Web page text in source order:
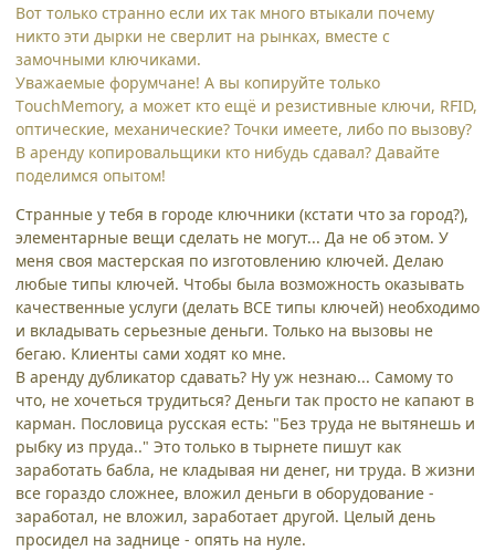
Вот только странно если их так много втыкали почему
никто эти дырки не сверлит на рынках, вместе с
замочными ключиками.
Уважаемые форумчане! А вы копируйте только
ТouchМemory, а может кто ещё и резистивные ключи, RFID,
оптические, механические? Точки имеете, либо по вызову?
В аренду копировальщики кто нибудь сдавал? Давайте
поделимся опытом!
Странные у тебя в городе ключники (кстати что за город?),
элементарные вещи сделать не могут... Да не об этом. У
меня своя мастерская по изготовлению ключей. Делаю
любые типы ключей. Чтобы была возможность оказывать
качественные услуги (делать ВСЕ типы ключей) необходимо
и вкладывать серьезные деньги. Только на вызовы не
бегаю. Клиенты сами ходят ко мне.
В аренду дубликатор сдавать? Ну уж незнаю... Самому то
что, не хочеться трудиться? Деньги так просто не капают в
карман. Пословица русская есть: "Без труда не вытянешь и
рыбку из пруда.." Это только в тырнете пишут как
заработать бабла, не кладывая ни денег, ни труда. В жизни
все гораздо сложнее, вложил деньги в оборудование -
заработал, не вложил, заработает другой. Целый день
просидел на заднице - опять на нуле.